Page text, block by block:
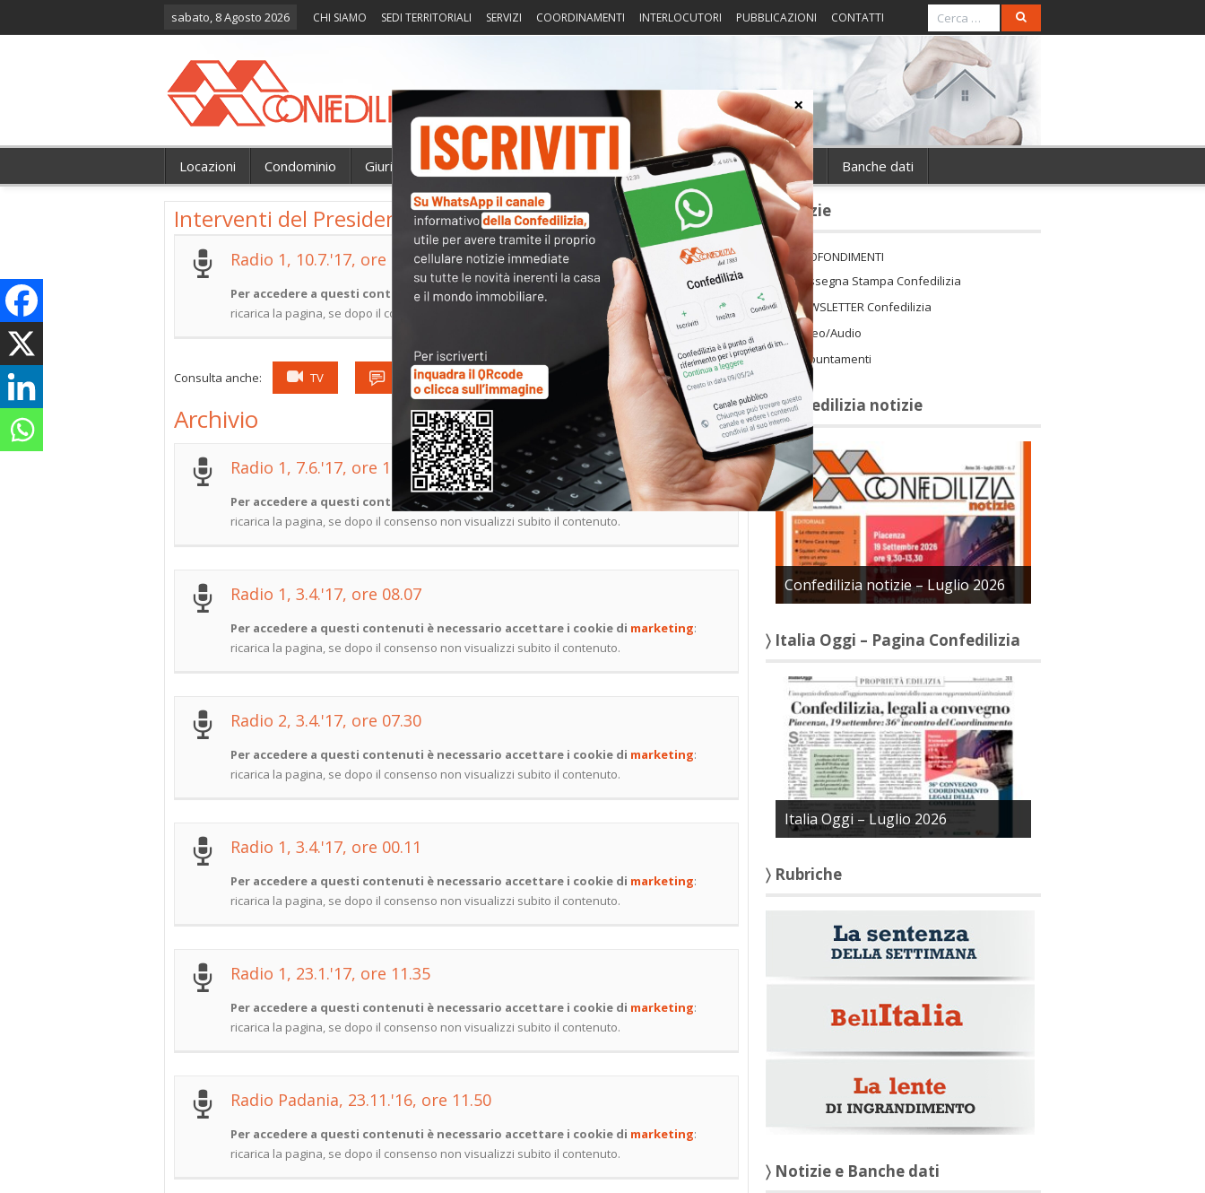
sabato, 8 Agosto 2026 CHI SIAMO SEDI TERRITORIALI SERVIZI COORDINAMENTI INTERLOCUTORI PUBBLICAZIONI CONTATTI
Locazioni Condominio Giurisprudenza Fisco Portierato Intorno alla casa Notizie Banche dati
Interventi del Presidente – Radio
Radio 1, 10.7.'17, ore 8.45
Per accedere a questi contenuti è necessario accettare i cookie di marketing:
ricarica la pagina, se dopo il consenso non visualizzi subito il contenuto.
Consulta anche: TV Articoli e interviste
Archivio
Radio 1, 7.6.'17, ore 11.34
Per accedere a questi contenuti è necessario accettare i cookie dimarketing:
ricarica la pagina, se dopo il consenso non visualizzi subito il contenuto.
Radio 1, 3.4.'17, ore 08.07
Per accedere a questi contenuti è necessario accettare i cookie di marketing:
ricarica la pagina, se dopo il consenso non visualizzi subito il contenuto.
Radio 2, 3.4.'17, ore 07.30
Per accedere a questi contenuti è necessario accettare i cookie di marketing:
ricarica la pagina, se dopo il consenso non visualizzi subito il contenuto.
Radio 1, 3.4.'17, ore 00.11
Per accedere a questi contenuti è necessario accettare i cookie di marketing:
ricarica la pagina, se dopo il consenso non visualizzi subito il contenuto.
Radio 1, 23.1.'17, ore 11.35
Per accedere a questi contenuti è necessario accettare i cookie di marketing:
ricarica la pagina, se dopo il consenso non visualizzi subito il contenuto.
Radio Padania, 23.11.'16, ore 11.50
Per accedere a questi contenuti è necessario accettare i cookie di marketing:
ricarica la pagina, se dopo il consenso non visualizzi subito il contenuto.
〉 Notizie
APPROFONDIMENTI
Rassegna Stampa Confedilizia
NEWSLETTER Confedilizia
Video/Audio
Appuntamenti
〉 Confedilizia notizie
Confedilizia notizie – Luglio 2026
〉 Italia Oggi – Pagina Confedilizia
Italia Oggi – Luglio 2026
〉 Rubriche
〉 Notizie e Banche dati